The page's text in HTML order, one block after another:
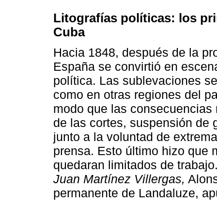
Litografías políticas: los
Cuba
Hacia 1848, después de la
España se convirtió en
política. Las sublevaciones
como en otras regiones del
modo que las
de las cortes, suspensión de
junto a la voluntad de
prensa. Esto último hizo que
quedaran limitados de
Juan Martínez Villergas,
permanente de Landaluze,